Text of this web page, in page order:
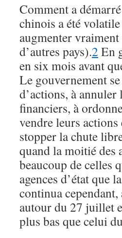
Comment a
chinois a été volatile
augmenter
d’autres pays).2 En
en six mois avant
Le gouvernement
d’actions, à
financiers, à
vendre leurs actions
stopper la chute
quand la moitié des
beaucoup de celles
agences d’état que
continua
autour du 27 juillet
plus bas que celui